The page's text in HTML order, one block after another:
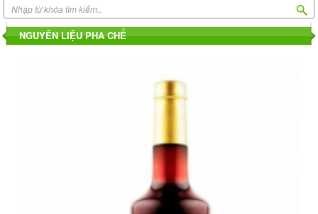
NGUYÊN LIỆU PHA CHẾ